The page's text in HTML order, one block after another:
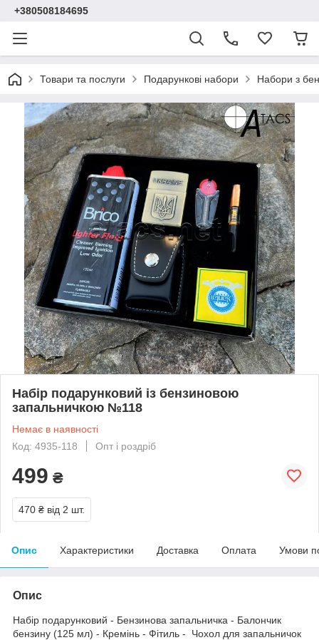
+380508184695
Товари та послуги Подарункові набори Набори з
Набір подарунковий із бензиновою
запальничкою №118
Немає в наявності
Код: 4935-118
Опт і роздріб
499 ₴
470 ₴ від 2 шт.
Опис Характеристики Доставка Оплата Умови
Опис
Набір подарунковий - Бензинова запальничка - Балончик
бензину (125 мл) - Кремінь - Фітиль - Чохол для запальничок